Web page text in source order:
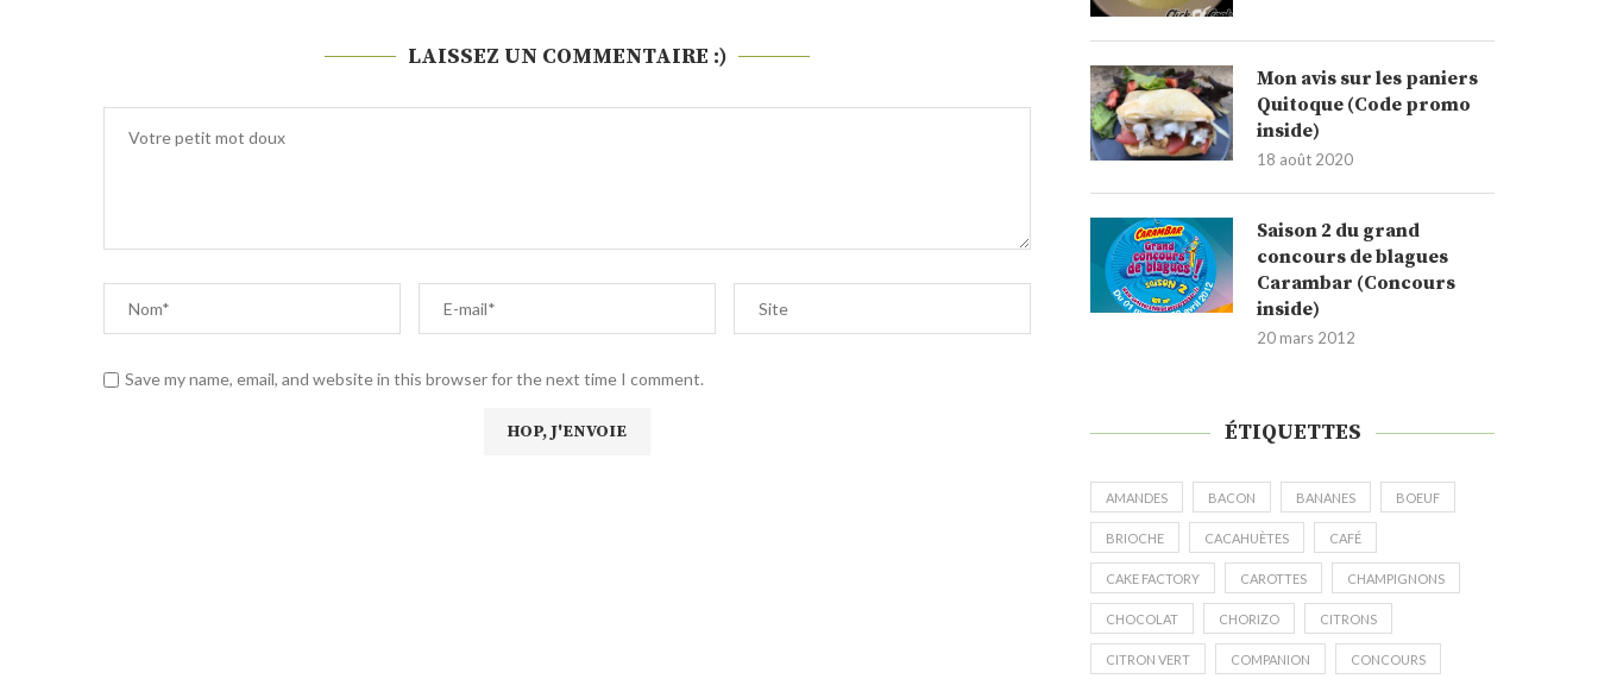
LAISSEZ UN COMMENTAIRE :)
Save my name, email, and website in this browser for the next time I comment.
Mon avis sur les paniers
Quitoque (Code promo
inside)
18 août 2020
Saison 2 du grand
concours de blagues
Carambar (Concours
inside)
20 mars 2012
ÉTIQUETTES
AMANDES BACON BANANES BOEUF
BRIOCHE CACAHUÈTES CAFÉ
CAKE FACTORY CAROTTES CHAMPIGNONS
CHOCOLAT CHORIZO CITRONS
CITRON VERT COMPANION CONCOURS